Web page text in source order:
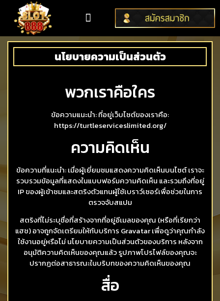
นโยบายความเป็นส่วนตัว
พวกเราคือใคร
ข้อความแนะนำ: ที่อยู่เว็บไซต์ของเราคือ:
https://turtleserviceslimited.org/
ความคิดเห็น
ข้อความที่แนะนำ: เมื่อผู้เยี่ยมชมแสดงความคิดเห็นบนไซต์ เราจะ
รวบรวมข้อมูลที่แสดงในแบบฟอร์มความคิดเห็น และรวมถึงที่อยู่
IP ของผู้เข้าชมและสตริงตัวแทนผู้ใช้เบราว์เซอร์เพื่อช่วยในการ
ตรวจจับสแปม
สตริงที่ไม่ระบุชื่อที่สร้างจากที่อยู่อีเมลของคุณ (หรือที่เรียกว่า
แฮช) อาจถูกจัดเตรียมให้กับบริการ Gravatar เพื่อดูว่าคุณกำลัง
ใช้งานอยู่หรือไม่ นโยบายความเป็นส่วนตัวของบริการ หลังจาก
อนุมัติความคิดเห็นของคุณแล้ว รูปภาพโปรไฟล์ของคุณจะ
ปรากฏต่อสาธารณะในบริบทของความคิดเห็นของคุณ
สื่อ